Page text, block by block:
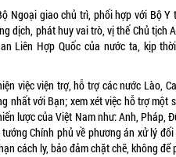
Ngoại giao chủ trì, phối hợp với Bộ Y
dịch, phát huy vai trò, vị thế Chủ tịch
Liên Hợp Quốc của nước ta, kịp
việc viện trợ, hỗ trợ các nước Lào,
nhất với Bạn; xem xét việc hỗ trợ một
lược của Việt Nam như: Anh, Pháp,
Chính phủ về phương án xử lý
cách ly, bảo đảm chặt chẽ, không